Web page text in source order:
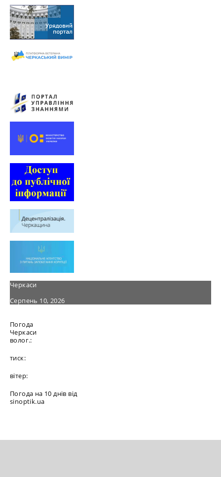
Черкаси
Серпень 10, 2026
Погода
Черкаси
волог.:
тиск:
вітер:
Погода на 10 днів від
sinoptik.ua